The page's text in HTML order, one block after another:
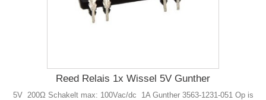
Reed Relais 1x Wissel 5V Gunther
5V 200Ω Schakelt max: 100Vac/dc 1A Gunther 3563-1231-051 Op is